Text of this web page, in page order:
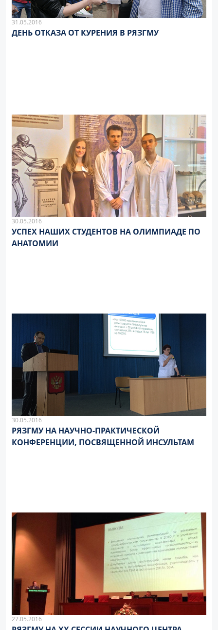
31.05.2016
ДЕНЬ ОТКАЗА ОТ КУРЕНИЯ В РЯЗГМУ
30.05.2016
УСПЕХ НАШИХ СТУДЕНТОВ НА ОЛИМПИАДЕ ПО
АНАТОМИИ
30.05.2016
РЯЗГМУ НА НАУЧНО-ПРАКТИЧЕСКОЙ
КОНФЕРЕНЦИИ, ПОСВЯЩЕННОЙ ИНСУЛЬТАМ
27.05.2016